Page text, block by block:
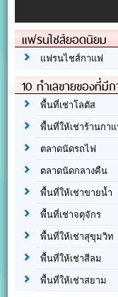
แฟรนไชส์ยอดนิยม
แฟรนไชส์กาแฟ
10 ทำเลขายของที่มี
พื้นที่เช่าโลตัส
พื้นที่ให้เช่าร้านกา
ตลาดนัดรถไฟ
ตลาดนัดกลางคืน
พื้นที่ให้เช่าขายน้ำ
พื้นที่เช่าจตุจักร
พื้นที่ให้เช่าสุขุมวิท
พื้นที่ให้เช่าสีลม
พื้นที่ให้เช่าสยาม